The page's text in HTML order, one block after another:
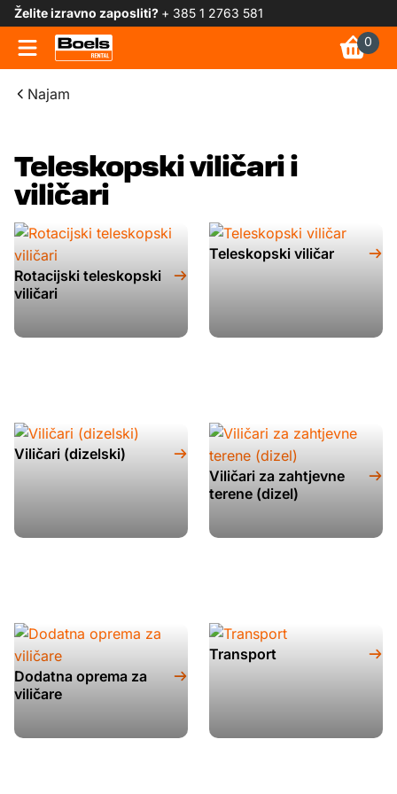
Želite izravno zaposliti? + 385 1 2763 581
0
Najam
Teleskopski viličari i
viličari
Rotacijski teleskopski
viličari
Teleskopski viličar
Viličari (dizelski)
Viličari za zahtjevne
terene (dizel)
Dodatna oprema za
viličare
Transport